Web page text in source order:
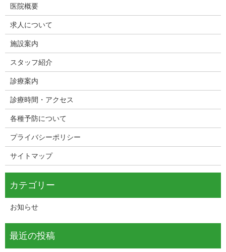
医院概要
求人について
施設案内
スタッフ紹介
診療案内
診療時間・アクセス
各種予防について
プライバシーポリシー
サイトマップ
お知らせ